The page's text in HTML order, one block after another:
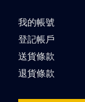
我的帳號
登記帳戶
送貨條款
退貨條款